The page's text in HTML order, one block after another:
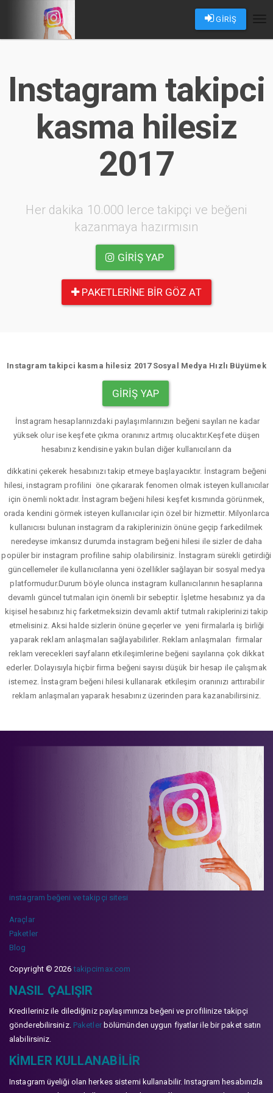
GİRİŞ
Instagram takipci
kasma hilesiz
2017
Her dakika 10.000 lerce takipçi ve beğeni
kazanmaya hazırmısın
GIRIŞ YAP
PAKETLERINE BIR GÖZ AT
Instagram takipci kasma hilesiz 2017 Sosyal Medya Hızlı Büyümek
GIRIŞ YAP
İnstagram hesaplarınızdaki paylaşımlarınızın beğeni sayıları ne kadar
yüksek olur ise keşfete çıkma oranınız artmış olucaktır.Keşfete düşen
hesabınız kendisine yakın bulan diğer kullanıcıların da
dikkatini çekerek hesabınızı takip etmeye başlayacıktır. İnstagram beğeni
hilesi, instagram profilini öne çıkararak fenomen olmak isteyen kullanıcılar
için önemli noktadır. İnstagram beğeni hilesi keşfet kısmında görünmek,
orada kendini görmek isteyen kullanıcılar için özel bir hizmettir. Milyonlarca
kullanıcısı bulunan instagram da rakiplerinizin önüne geçip farkedilmek
neredeyse imkansız durumda instagram beğeni hilesi ile sizler de daha
popüler bir instagram profiline sahip olabilirsiniz. İnstagram sürekli getirdiği
güncellemeler ile kullanıcılarına yeni özellikler sağlayan bir sosyal medya
platformudur.Durum böyle olunca instagram kullanıcılarının hesaplarına
devamlı güncel tutmaları için önemli bir sebeptir. İşletme hesabınız ya da
kişisel hesabınız hiç farketmeksizin devamlı aktif tutmalı rakiplerinizi takip
etmelisiniz. Aksi halde sizlerin önüne geçerler ve yeni firmalarla iş birliği
yaparak reklam anlaşmaları sağlayabilirler. Reklam anlaşmaları firmalar
reklam verecekleri sayfaların etkileşimlerine beğeni sayılarına çok dikkat
ederler. Dolayısıyla hiçbir firma beğeni sayısı düşük bir hesap ile çalışmak
istemez. İnstagram beğeni hilesi kullanarak etkileşim oranınızı arttırabilir
reklam anlaşmaları yaparak hesabınız üzerinden para kazanabilirsiniz.
instagram beğeni ve takipçi sitesi
Araçlar
Paketler
Blog
Copyright © 2026takipcimax.com
NASIL ÇALIŞIR
Kredileriniz ile dilediğiniz paylaşımınıza beğeni ve profilinize takipçi
gönderebilirsiniz. Paketlerbölümünden uygun fiyatlar ile bir paket satın
alabilirsiniz.
KIMLER KULLANABILIR
Instagram üyeliği olan herkes sistemi kullanabilir. Instagram hesabınızla